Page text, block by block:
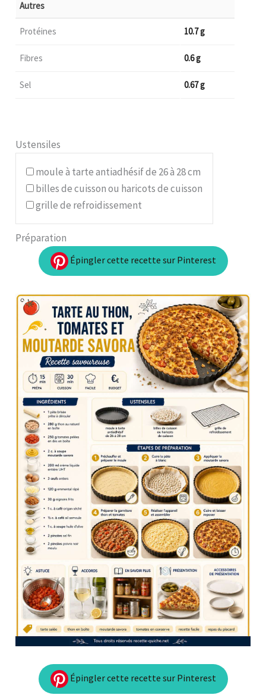
Autres
Protéines 10.7 g
Fibres 0.6 g
Sel 0.67 g
Ustensiles
moule à tarte antiadhésif de 26 à 28 cm
billes de cuisson ou haricots de cuisson
grille de refroidissement
Préparation
Épingler cette recette sur Pinterest
Épingler cette recette sur Pinterest